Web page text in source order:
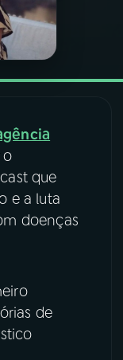
o
que
e a luta
doenças
de